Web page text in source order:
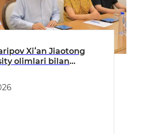
Xiʻan Jiaotong
olimlari bilan